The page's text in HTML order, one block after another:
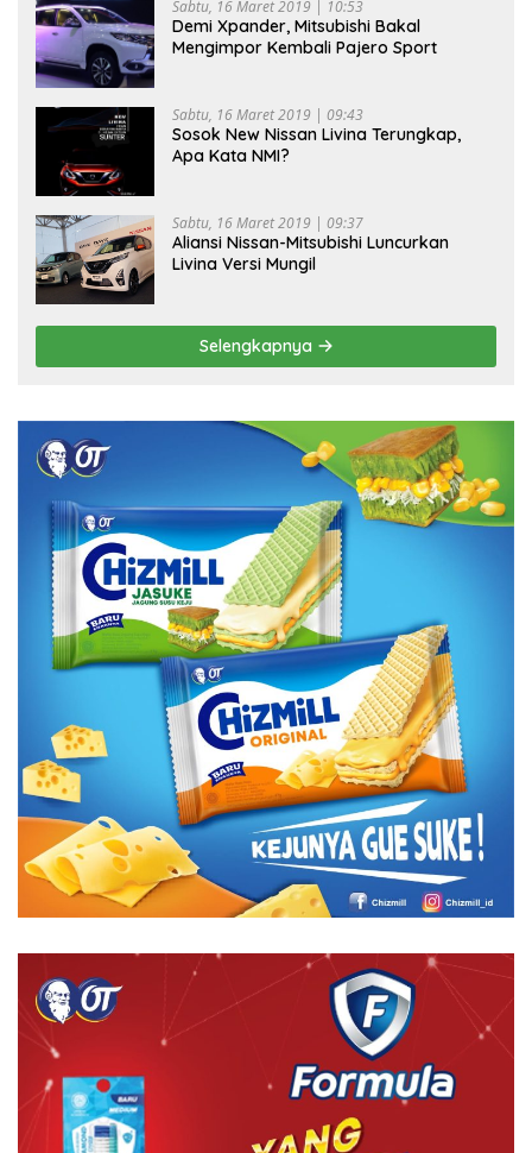
Sabtu, 16 Maret 2019 | 10:53
Demi Xpander, Mitsubishi Bakal
Mengimpor Kembali Pajero Sport
Sabtu, 16 Maret 2019 | 09:43
Sosok New Nissan Livina Terungkap,
Apa Kata NMI?
Sabtu, 16 Maret 2019 | 09:37
Aliansi Nissan-Mitsubishi Luncurkan
Livina Versi Mungil
Selengkapnya